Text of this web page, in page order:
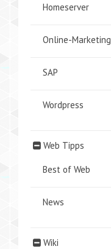
Homeserver
Online-Marketing
SAP
Wordpress
Web Tipps
Best of Web
News
Wiki